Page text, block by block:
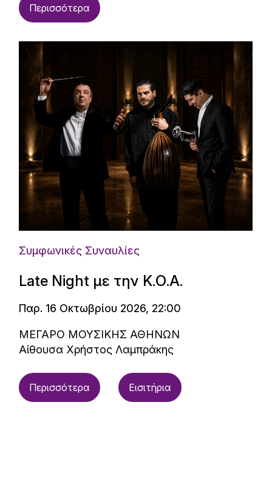
Περισσότερα
Συμφωνικές Συναυλίες
Late Night με την Κ.Ο.Α.
Παρ. 16 Οκτωβρίου 2026, 22:00
ΜΕΓΑΡΟ ΜΟΥΣΙΚΗΣ ΑΘΗΝΩΝ
Αίθουσα Χρήστος Λαμπράκης
Περισσότερα Εισιτήρια